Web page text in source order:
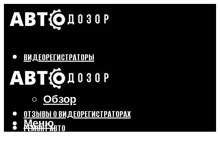
ВИДЕОРЕГИСТРАТОРЫ
Бренды
Выбор
Обзор
ОТЗЫВЫ О ВИДЕОРЕГИСТРАТОРАХ
РЕМОНТ АВТО
Меню